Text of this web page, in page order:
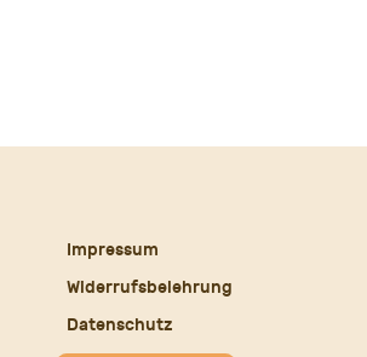
Impressum
Widerrufsbelehrung
Datenschutz